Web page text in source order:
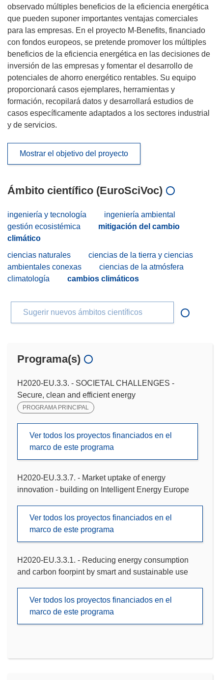
observado múltiples beneficios de la eficiencia energética
que pueden suponer importantes ventajas comerciales
para las empresas. En el proyecto M-Benefits, financiado
con fondos europeos, se pretende promover los múltiples
beneficios de la eficiencia energética en las decisiones de
inversión de las empresas y fomentar el desarrollo de
potenciales de ahorro energético rentables. Su equipo
proporcionará casos ejemplares, herramientas y
formación, recopilará datos y desarrollará estudios de
casos específicamente adaptados a los sectores industrial
y de servicios.
Mostrar el objetivo del proyecto
Ámbito científico (EuroSciVoc)
ingeniería y tecnología
ingeniería ambiental
gestión ecosistémica
mitigación del cambio
climático
ciencias naturales
ciencias de la tierra y ciencias
ambientales conexas
ciencias de la atmósfera
climatología
cambios climáticos
Sugerir nuevos ámbitos científicos
Programa(s)
H2020-EU.3.3. - SOCIETAL CHALLENGES -
Secure, clean and efficient energy
PROGRAMA PRINCIPAL
Ver todos los proyectos financiados en el
marco de este programa
H2020-EU.3.3.7. - Market uptake of energy
innovation - building on Intelligent Energy Europe
Ver todos los proyectos financiados en el
marco de este programa
H2020-EU.3.3.1. - Reducing energy consumption
and carbon foorpint by smart and sustainable use
Ver todos los proyectos financiados en el
marco de este programa